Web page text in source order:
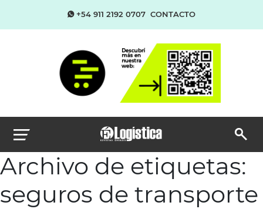
+54 911 2192 0707 CONTACTO
Archivo de etiquetas:
seguros de transporte